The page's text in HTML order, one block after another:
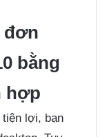
đơn
bằng
hợp
lợi, bạn